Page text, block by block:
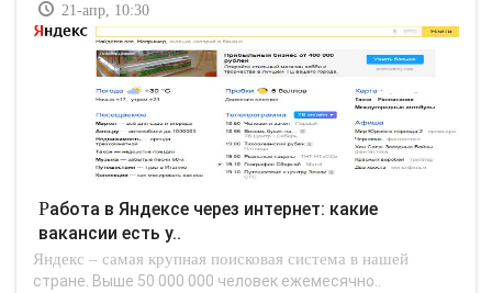
21-апр, 10:30
Работа в Яндексе через интернет: какие
вакансии есть у..
Яндекс – самая крупная поисковая система в нашей
стране. Выше 50 000 000 человек ежемесячно..